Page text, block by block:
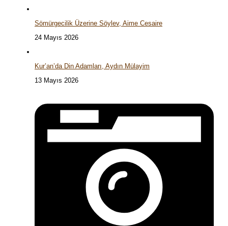
Sömürgecilik Üzerine Söylev, Aime Cesaire
24 Mayıs 2026
Kur’an’da Din Adamları, Aydın Mülayim
13 Mayıs 2026